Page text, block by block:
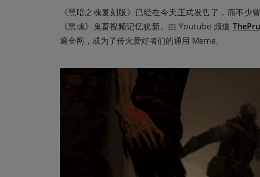
《黑暗之魂复刻版》已经在今天正式发售了，而不少
《黑魂》鬼畜视频记忆犹新。由 Youtube 频道
遍全网，成为了传火爱好者们的通用 Meme。